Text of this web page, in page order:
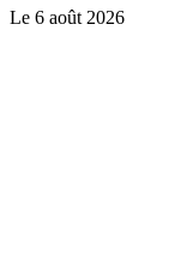
Le 6 août 2026